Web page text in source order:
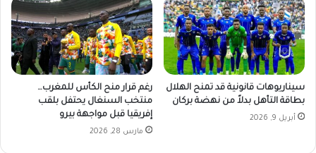
م
سيناريوهات قانونية قد تمنح الهلال
بطاقة التأهل بدلاً من نهضة بركان
أبريل 9, 2026
رغم قرار منح الكأس للمغرب…
منتخب السنغال يحتفل بلقب
إفريقيا قبل مواجهة بيرو
مارس 28, 2026